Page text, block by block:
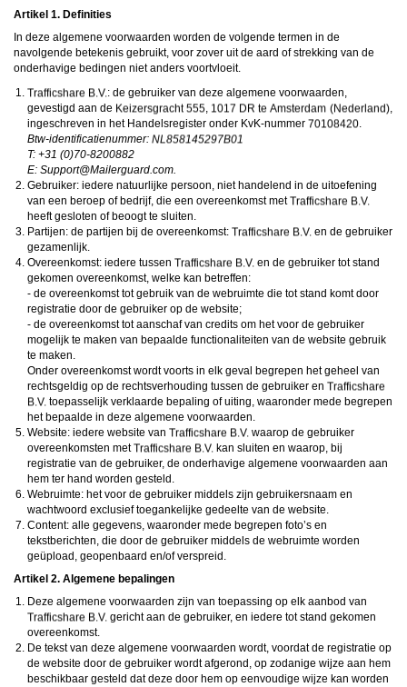
achternaam, e-mailadres, huis- of werkadres, telefoonnummer of andere naar jou
herleidbare gegevens op deze website.
Zet iemand jou onder druk op deze website, bijvoorbeeld om persoonlijke of financiële
gegevens te verstrekken? Stop dan meteen met het communiceren met deze persoon.
Let er ook op dat mensen in staat zijn op een listige manier dergelijke gegevens van je
Voorkom dat jouw minderjarige kinderen met erotische of anderszins voor minderjarigen
ongeschikte online content in aanraking komen. Daarvoor enkele tips:
Installeer programma’s voor ouderlijk toezicht op jouw apparaat . Voorbeelden van
programma’s voor ouderlijk toezicht zijnNetnanny
. Deze programma’s werken zodanig dat toegang tot specifieke websites en
online inhoud worden geblokkeerd. Vaak blokkeren deze programma’s standaard al
een groot aantal websites waarvan algemeen verondersteld wordt dat deze
ongeschikt zijn voor minderjarigen. Door middel van updates kunnen daar steeds
nieuwe websites aan worden toegevoegd.
Neem contact op met jouw internetprovider
maken dat bepaalde informatie van internet wordt gefilterd. Je kunt jouw
internetprovider raadplegen om na te vragen of deze service ook voor jou mogelijk
is.
Controleer jouw webbrowser. Informeer je over de werking van jouw webbrowser
zodat je kunt zien welke websites door jouw minderjarige kinderen zijn bezocht.
Door in geval van ongewenste sitebezoeken jouw minderjarige kinderen daarop
aan te spreken, kun je jouw kinderen leren dat de websites niet voor hun geschikt
zijn. Bovendien kun je naar aanleiding daarvan beoordelen in hoeverre jouw kind
geïnteresseerd is in bepaalde websites, zodat je bovenstaande tips kunt hanteren.
Praat met jouw kinderen. Leer jouw minderjarige kinderen dat ze nooit
persoonsgegevens of persoonlijke informatie via internet moeten verstrekken aan
internet hoeft te zijn wie ze zeggen te zijn en dat men wel eens verkeerde
bedoelingen kan hebben als iemand via het internet contact opneemt met jouw
kind. Vertel jouw kinderen bovendien dat ze niet met vreemde andere minderjarigen
die zij online hebben ontmoet, moeten afspreken zonder daarover eerst met jou te
overleggen. Ook is het raadzaam jouw kind te vertellen dat hij jou meteen moet
laten weten wanneer iemand op internet contact met hem opneemt of wanneer
jouw kind seksueel getinte content of andere content waarvan hij schrikt, op
internet tegenkomt.
Via deze website verleent
chatdiensten voor entertainmentdoeleinden. Om van deze diensten gebruik te kunnen
maken, heb je credits nodig. Je ontvangt er bij jouw aanmelding een paar gratis, maar
daarna dien je voor credits te betalen. De kosten daarvoor tref je aan bij jouw
bestelling van credits en op de paginaKosten.
behoudt zich het recht voor om zelf profielen op deze website aan te
maken en namens deze profielen berichten aan jou als gebruiker te verzenden. Door
gefingeerd zijn. Deze gefingeerde profielen zijn alleen aangemaakt om berichten en
profiel zijn dan ook niet mogelijk.
Deze site wordt beschermd door reCAPTCHA, hetPrivacybeleiden deAlgemene
Voorwaardenvan Google zijn van toepassing.
hanteert een beschermplan met als doel het herkennen en in
bescherming nemen van consumenten die de aard van de diensten op deze website
mogelijk niet begrijpen. Het beschermplan houdt onder meer in dat jijzelf, maar ook
derden een toegangsverbod voor jou kunnen aanvragen. Meer informatie hierover tref
Artikel 1. Definities
In deze algemene voorwaarden worden de volgende termen in de
navolgende betekenis gebruikt, voor zover uit de aard of strekking van de
onderhavige bedingen niet anders voortvloeit.
: de gebruiker van deze algemene voorwaarden,
gevestigd aan de
,
,
ingeschreven in het Handelsregister onder KvK-nummer
.
Btw-identificatienummer:
T: +31 (0)70-8200882
E: moc.draugreliaM@troppuS.
Gebruiker: iedere natuurlijke persoon, niet handelend in de uitoefening
van een beroep of bedrijf, die een overeenkomst met
heeft gesloten of beoogt te sluiten.
Partijen: de partijen bij de overeenkomst:
en de gebruiker
gezamenlijk.
Overeenkomst: iedere tussen
en de gebruiker tot stand
gekomen overeenkomst, welke kan betreffen:
- de overeenkomst tot gebruik van de webruimte die tot stand komt door
registratie door de gebruiker op de website;
- de overeenkomst tot aanschaf van credits om het voor de gebruiker
mogelijk te maken van bepaalde functionaliteiten van de website gebruik
te maken.
Onder overeenkomst wordt voorts in elk geval begrepen het geheel van
rechtsgeldig op de rechtsverhouding tussen de gebruiker en
toepasselijk verklaarde bepaling of uiting, waaronder mede begrepen
het bepaalde in deze algemene voorwaarden.
Website: iedere website van
waarop de gebruiker
overeenkomsten met
kan sluiten en waarop, bij
registratie van de gebruiker, de onderhavige algemene voorwaarden aan
hem ter hand worden gesteld.
Webruimte: het voor de gebruiker middels zijn gebruikersnaam en
wachtwoord exclusief toegankelijke gedeelte van de website.
Content: alle gegevens, waaronder mede begrepen foto’s en
tekstberichten, die door de gebruiker middels de webruimte worden
geüpload, geopenbaard en/of verspreid.
Artikel 2. Algemene bepalingen
Deze algemene voorwaarden zijn van toepassing op elk aanbod van
gericht aan de gebruiker, en iedere tot stand gekomen
overeenkomst.
De tekst van deze algemene voorwaarden wordt, voordat de registratie op
de website door de gebruiker wordt afgerond, op zodanige wijze aan hem
beschikbaar gesteld dat deze door hem op eenvoudige wijze kan worden